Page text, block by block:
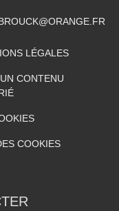
LÉGALES
CONTENU
COOKIES